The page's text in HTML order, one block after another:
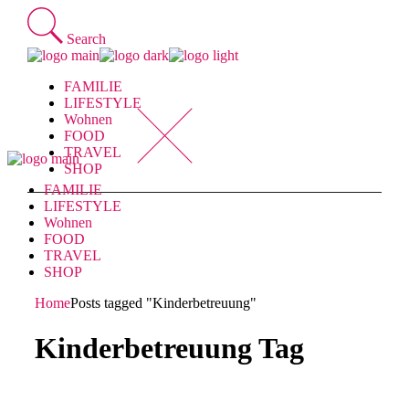
Skip
content
Search
FAMILIE
LIFESTYLE
Wohnen
FOOD
TRAVEL
SHOP
FAMILIE
LIFESTYLE
Wohnen
FOOD
TRAVEL
SHOP
HomePosts tagged "Kinderbetreuung"
Kinderbetreuung Tag